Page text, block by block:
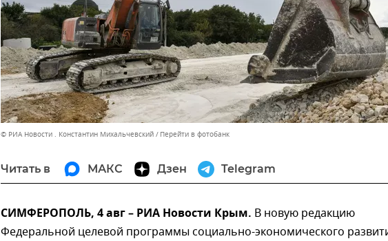
© РИА Новости . Константин Михальчевский Перейти в фотобанк
Читать в МАКС Дзен Telegram
СИМФЕРОПОЛЬ, 4 авг – РИА Новости Крым. В новую редакцию
Федеральной целевой программы социально-экономического